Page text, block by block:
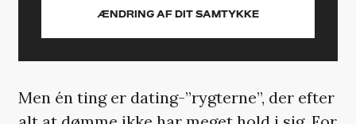
ÆNDRING AF DIT SAMTYKKE
Men én ting er dating-”rygterne”, der efter